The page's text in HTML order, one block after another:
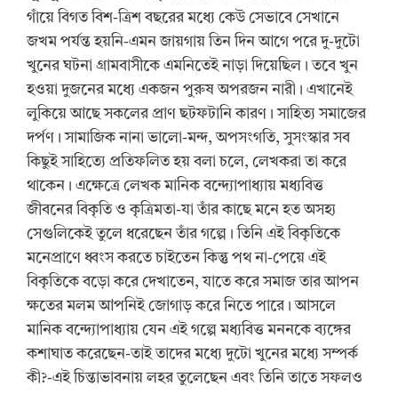
গাঁয়ে বিগত বিশ-ত্রিশ বছরের মধ্যে কেউ সেভাবে সেখানে
জখম পর্যন্ত হয়নি-এমন জায়গায় তিন দিন আগে পরে দু-দুটো
খুনের ঘটনা গ্রামবাসীকে এমনিতেই নাড়া দিয়েছিল। তবে খুন
হওয়া দুজনের মধ্যে একজন পুরুষ অপরজন নারী। এখানেই
লুকিয়ে আছে সকলের প্রাণ ছটফটানি কারণ। সাহিত্য সমাজের
দর্পণ। সামাজিক নানা ভালো-মন্দ, অপসংগতি, সুসংস্কার সব
কিছুই সাহিত্যে প্রতিফলিত হয় বলা চলে, লেখকরা তা করে
থাকেন। এক্ষেত্রে লেখক মানিক বন্দ্যোপাধ্যায় মধ্যবিত্ত
জীবনের বিকৃতি ও কৃত্রিমতা-যা তাঁর কাছে মনে হত অসহ্য
সেগুলিকেই তুলে ধরেছেন তাঁর গল্পে। তিনি এই বিকৃতিকে
মনেপ্রাণে ধ্বংস করতে চাইতেন কিন্তু পথ না-পেয়ে এই
বিকৃতিকে বড়ো করে দেখাতেন, যাতে করে সমাজ তার আপন
ক্ষতের মলম আপনিই জোগাড় করে নিতে পারে। আসলে
মানিক বন্দ্যোপাধ্যায় যেন এই গল্পে মধ্যবিত্ত মননকে ব্যঙ্গের
কশাঘাত করেছেন-তাই তাদের মধ্যে দুটো খুনের মধ্যে সম্পর্ক
কী?-এই চিন্তাভাবনায় লহর তুলেছেন এবং তিনি তাতে সফলও